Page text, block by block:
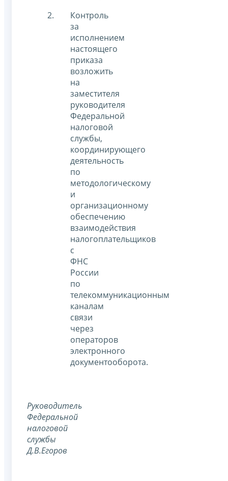
Контроль
за
исполнением
настоящего
приказа
возложить
на
заместителя
руководителя
Федеральной
налоговой
службы,
координирующего
деятельность
по
методологическому
и
организационному
обеспечению
взаимодействия
налогоплательщиков
с
ФНС
России
по
телекоммуникационным
каналам
связи
через
операторов
электронного
документооборота.
Руководитель
Федеральной
налоговой
службы
Д.В.Егоров